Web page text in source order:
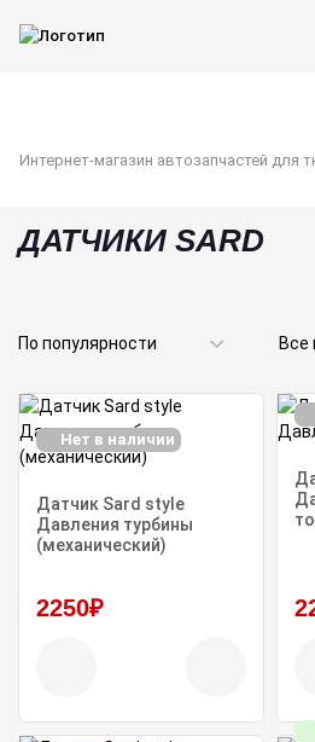
Интернет-магазин автозапчастей для
ДАТЧИКИ SARD
Нет в наличии
Датчик Sard style
Давления турбины
(механический)
2250₽